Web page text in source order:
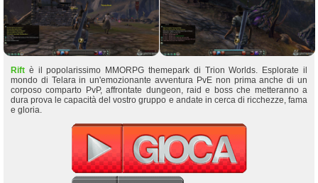
Rift è il popolarissimo MMORPG themepark di Trion Worlds. Esplorate il
mondo di Telara in un'emozionante avventura PvE non prima anche di un
corposo comparto PvP, affrontate dungeon, raid e boss che metteranno a
dura prova le capacità del vostro gruppo e andate in cerca di ricchezze, fama
e gloria.